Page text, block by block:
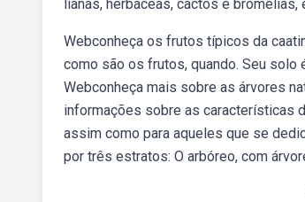
lianas, herbáceas, cactos e
Webconheça os frutos típicos da
como são os frutos, quando. Seu solo
Webconheça mais sobre as árvores
informações sobre as características
assim como para aqueles que se
por três estratos: O arbóreo, com